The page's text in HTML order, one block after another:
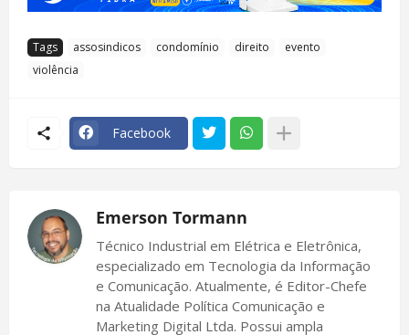
Tags assosindicos condomínio direito
evento
violência
Facebook
Emerson Tormann
Técnico Industrial em Elétrica e Eletrônica,
especializado em Tecnologia da Informação
e Comunicação. Atualmente, é Editor-Chefe
na Atualidade Política Comunicação e
Marketing Digital Ltda. Possui ampla